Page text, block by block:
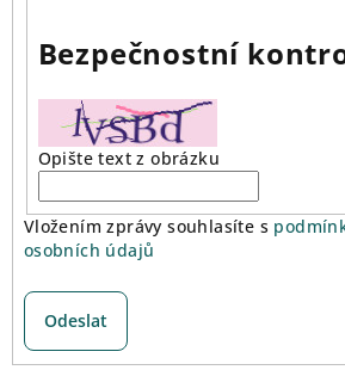
Bezpečnostní
Opište text z obrázku
Vložením zprávy souhlasíte s
osobních údajů
Odeslat